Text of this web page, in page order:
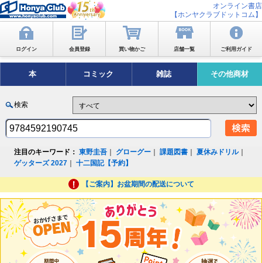
オンライン書店
【ホンヤクラブドットコム】
ログイン 会員登録 買い物かご 店舗一覧 ご利用ガイド
本 コミック 雑誌 その他商材
検索
注目のキーワード： 東野圭吾 グローグー ｜課題図書 ｜夏休みドリル｜
ゲッターズ 2027 ｜十二国記【予約】
【ご案内】お盆期間の配送について